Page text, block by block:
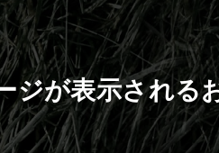
ジが表示される